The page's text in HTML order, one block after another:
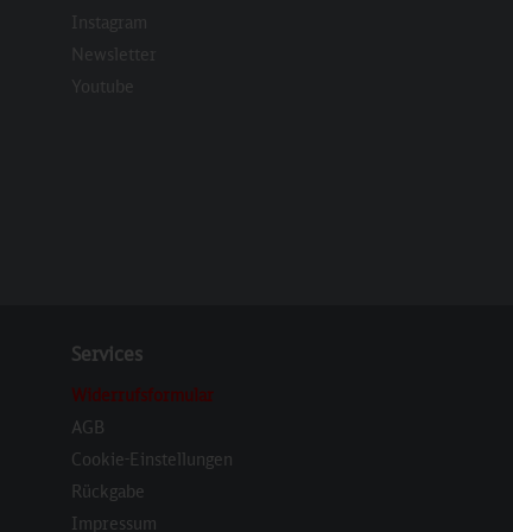
Instagram
Newsletter
Youtube
Services
Widerrufsformular
AGB
Cookie-Einstellungen
Rückgabe
Impressum